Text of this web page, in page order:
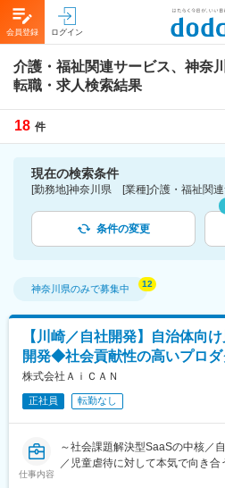
会員登録 ログイン
介護・福祉関連サービス、神奈
転職・求人検索結果
18 件
現在の検索条件
条件の変更
神奈川県のみで募集中
【川崎／自社開発】自治体向
開発◆社会貢献性の高いプロ
株式会社ＡｉＣＡＮ
正社員 転勤なし
仕事内容
～社会課題解決型SaaSの中核／
／児童虐待に対して本気で向き合